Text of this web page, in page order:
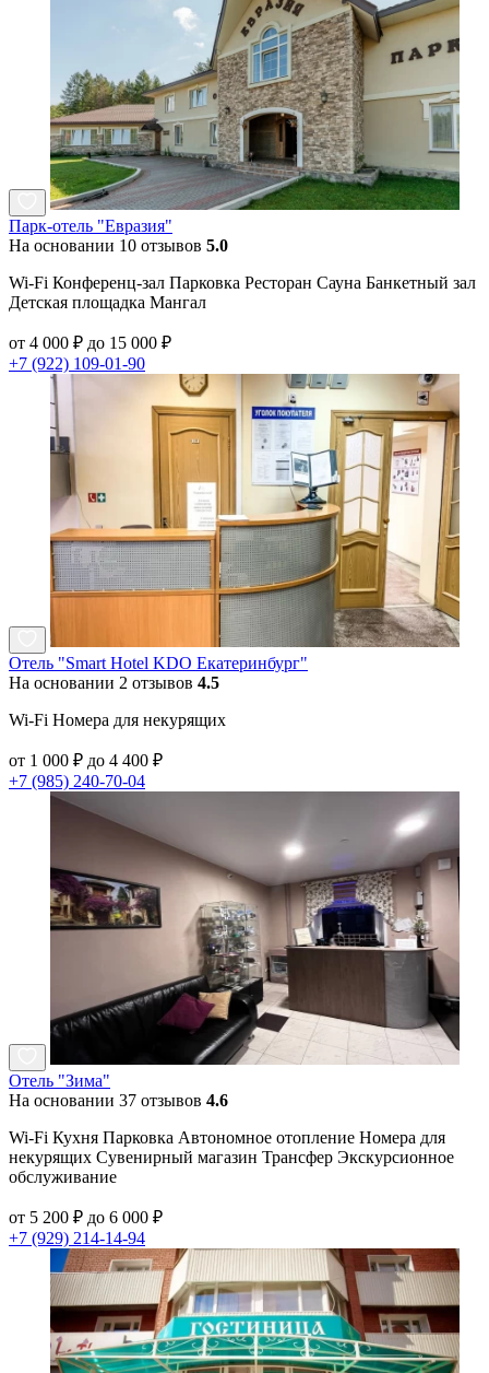
Парк-отель "Евразия"
На основании 10 отзывов 5.0
Wi-Fi Конференц-зал Парковка Ресторан Сауна Банкетный зал
Детская площадка Мангал
от 4 000 ₽ до 15 000 ₽
+7 (922) 109-01-90
Отель "Smart Hotel KDO Екатеринбург"
На основании 2 отзывов 4.5
Wi-Fi Номера для некурящих
от 1 000 ₽ до 4 400 ₽
+7 (985) 240-70-04
Отель "Зима"
На основании 37 отзывов 4.6
Wi-Fi Кухня Парковка Автономное отопление Номера для
некурящих Сувенирный магазин Трансфер Экскурсионное
обслуживание
от 5 200 ₽ до 6 000 ₽
+7 (929) 214-14-94